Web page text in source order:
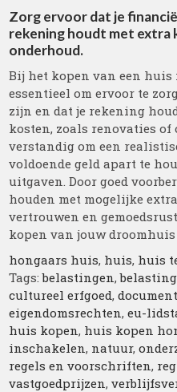
Zorg ervoor dat je
rekening houdt met extra
onderhoud.
Bij het kopen van een
essentieel om ervoor te
zijn en dat je rekening
kosten, zoals renovaties of
verstandig om een
voldoende geld apart te
uitgaven. Door goed
houden met mogelijke
vertrouwen en
kopen van jouw
hongaars huis, huis, huis
Tags:belastingen,
cultureel erfgoed,
eigendomsrechten,eu-
huis kopen, huis kopen
inschakelen, natuur,
regels en voorschriften,
vastgoedprijzen,